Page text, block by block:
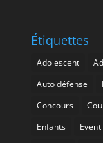
Étiquettes
Adolescent
Auto défense
Concours
Enfants
Event